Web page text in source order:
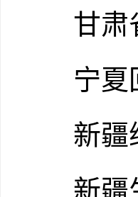
甘肃省
宁夏回
新疆维
新疆生